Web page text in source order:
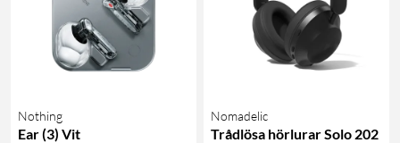
Nothing
Ear (3) Vit
Nomadelic
Trådlösa hörlurar Solo 202